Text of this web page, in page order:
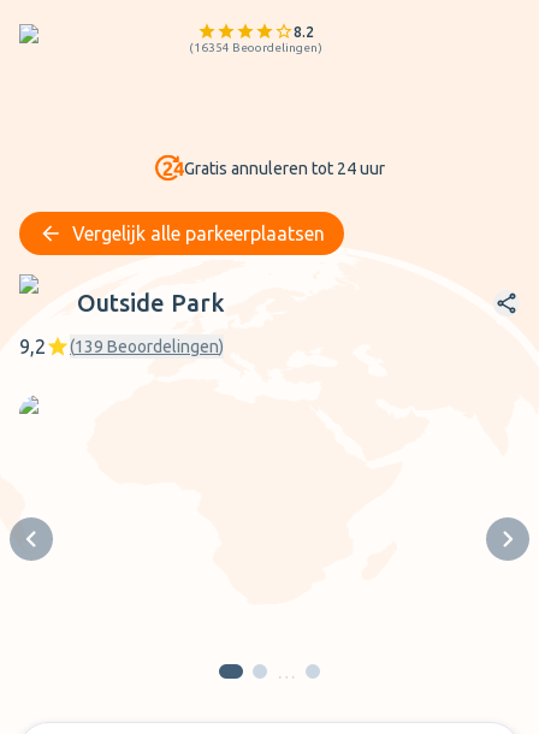
8.2
(16354 Beoordelingen)
Gratis annuleren tot 24 uur
Vergelijk alle parkeerplaatsen
Outside Park
Outside Park
9,2 (139 Beoordelingen)
Previous slide
…